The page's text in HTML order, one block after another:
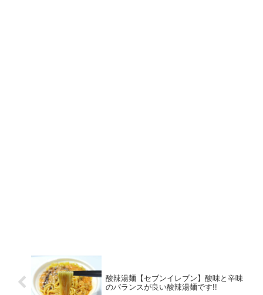
酸辣湯麺【セブンイレブン】酸味と辛味
のバランスが良い酸辣湯麺です!!